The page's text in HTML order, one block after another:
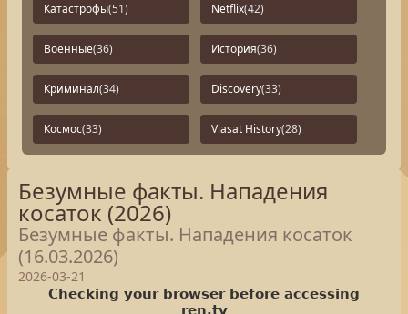
Катастрофы(51) Netflix(42)
Военные(36) История(36)
Криминал(34) Discovery(33)
Космос(33) Viasat History(28)
Безумные факты. Нападения
косаток (2026)
Безумные факты. Нападения косаток
(16.03.2026)
2026-03-21